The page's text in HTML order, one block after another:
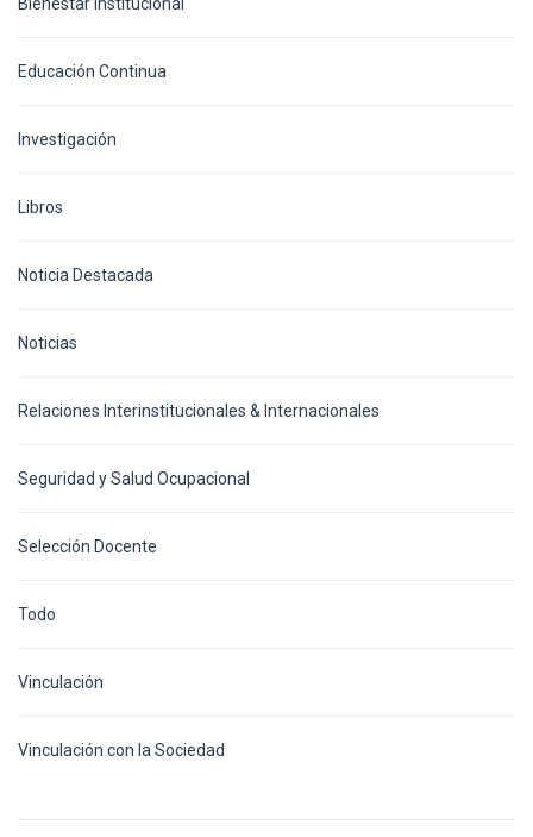
Educación Continua
Investigación
Libros
Noticia Destacada
Noticias
Relaciones Interinstitucionales & Internacionales
Seguridad y Salud Ocupacional
Selección Docente
Todo
Vinculación
Vinculación con la Sociedad